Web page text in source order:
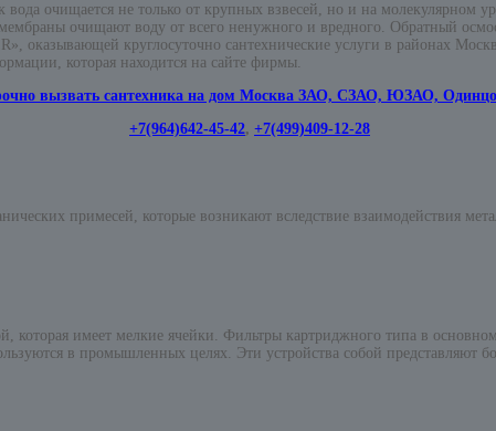
очищается не только от крупных взвесей, но и на молекулярном
очищают воду от всего ненужного и вредного. Обратный
оказывающей круглосуточно сантехнические услуги в районах
которая находится на сайте фирмы.
вызвать сантехника на дом Москва ЗАО, СЗАО, ЮЗАО,
+7(964)642-45-42, +7(499)409-12-28
примесей, которые возникают вследствие взаимодействия
которая имеет мелкие ячейки. Фильтры картриджного типа в
в промышленных целях. Эти устройства собой представляют